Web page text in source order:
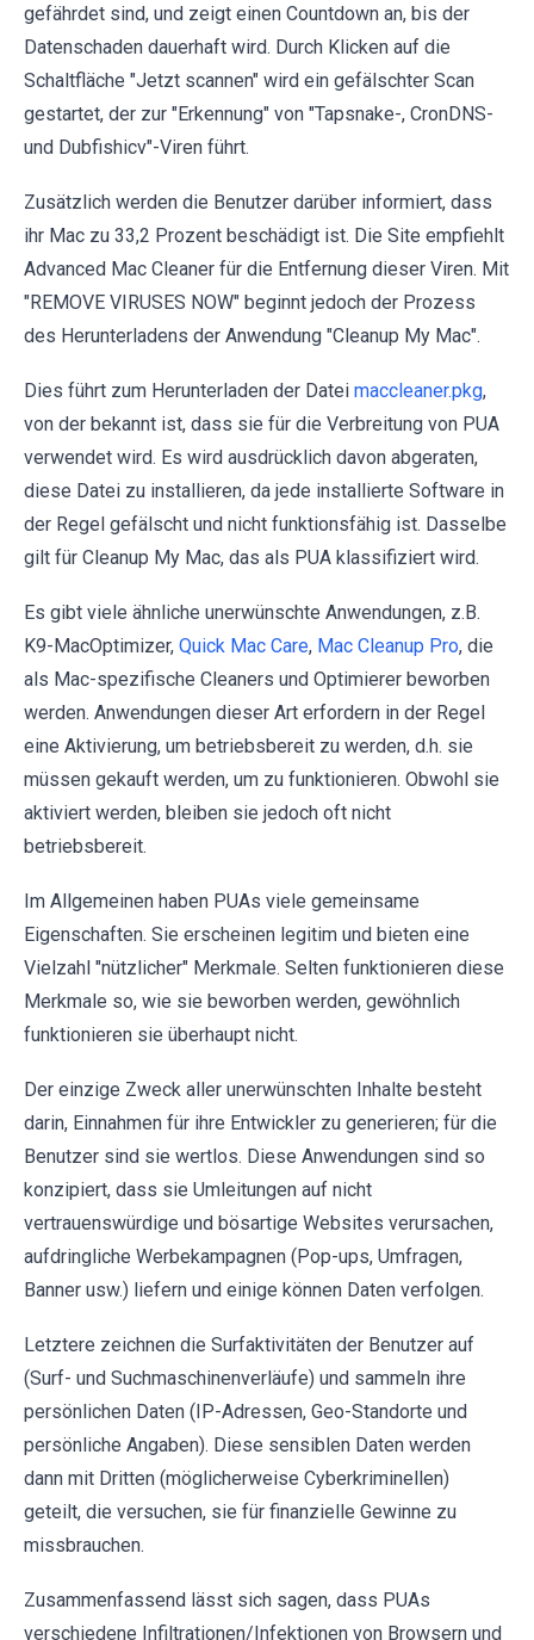
gefährdet sind, und zeigt einen Countdown an, bis der
Datenschaden dauerhaft wird. Durch Klicken auf die
Schaltfläche "Jetzt scannen" wird ein gefälschter Scan
gestartet, der zur "Erkennung" von "Tapsnake-, CronDNS-
und Dubfishicv"-Viren führt.
Zusätzlich werden die Benutzer darüber informiert, dass
ihr Mac zu 33,2 Prozent beschädigt ist. Die Site empfiehlt
Advanced Mac Cleaner für die Entfernung dieser Viren. Mit
"REMOVE VIRUSES NOW" beginnt jedoch der Prozess
des Herunterladens der Anwendung "Cleanup My Mac".
Dies führt zum Herunterladen der Datei maccleaner.pkg,
von der bekannt ist, dass sie für die Verbreitung von PUA
verwendet wird. Es wird ausdrücklich davon abgeraten,
diese Datei zu installieren, da jede installierte Software in
der Regel gefälscht und nicht funktionsfähig ist. Dasselbe
gilt für Cleanup My Mac, das als PUA klassifiziert wird.
Es gibt viele ähnliche unerwünschte Anwendungen, z.B.
K9-MacOptimizer, Quick Mac Care, Mac Cleanup Pro, die
als Mac-spezifische Cleaners und Optimierer beworben
werden. Anwendungen dieser Art erfordern in der Regel
eine Aktivierung, um betriebsbereit zu werden, d.h. sie
müssen gekauft werden, um zu funktionieren. Obwohl sie
aktiviert werden, bleiben sie jedoch oft nicht
betriebsbereit.
Im Allgemeinen haben PUAs viele gemeinsame
Eigenschaften. Sie erscheinen legitim und bieten eine
Vielzahl "nützlicher" Merkmale. Selten funktionieren diese
Merkmale so, wie sie beworben werden, gewöhnlich
funktionieren sie überhaupt nicht.
Der einzige Zweck aller unerwünschten Inhalte besteht
darin, Einnahmen für ihre Entwickler zu generieren; für die
Benutzer sind sie wertlos. Diese Anwendungen sind so
konzipiert, dass sie Umleitungen auf nicht
vertrauenswürdige und bösartige Websites verursachen,
aufdringliche Werbekampagnen (Pop-ups, Umfragen,
Banner usw.) liefern und einige können Daten verfolgen.
Letztere zeichnen die Surfaktivitäten der Benutzer auf
(Surf- und Suchmaschinenverläufe) und sammeln ihre
persönlichen Daten (IP-Adressen, Geo-Standorte und
persönliche Angaben). Diese sensiblen Daten werden
dann mit Dritten (möglicherweise Cyberkriminellen)
geteilt, die versuchen, sie für finanzielle Gewinne zu
missbrauchen.
Zusammenfassend lässt sich sagen, dass PUAs
verschiedene Infiltrationen/Infektionen von Browsern und